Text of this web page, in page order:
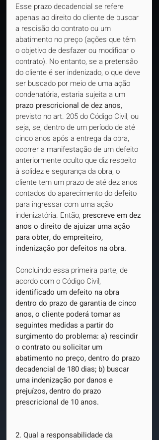
Esse prazo decadencial se refere
apenas ao direito do cliente de buscar
a rescisão do contrato ou um
abatimento no preço (ações que têm
o objetivo de desfazer ou modificar o
contrato). No entanto, se a pretensão
do cliente é ser indenizado, o que deve
ser buscado por meio de uma ação
condenatória, estaria sujeita a um
prazo prescricional de dez anos,
previsto no art. 205 do Código Civil, ou
seja, se, dentro de um período de até
cinco anos após a entrega da obra,
ocorrer a manifestação de um defeito
anteriormente oculto que diz respeito
à solidez e segurança da obra, o
cliente tem um prazo de até dez anos
contados do aparecimento do defeito
para ingressar com uma ação
indenizatória. Então, prescreve em dez
anos o direito de ajuizar uma ação
para obter, do empreiteiro,
indenização por defeitos na obra.
Concluindo essa primeira parte, de
acordo com o Código Civil,
identificado um defeito na obra
dentro do prazo de garantia de cinco
anos, o cliente poderá tomar as
seguintes medidas a partir do
surgimento do problema: a) rescindir
o contrato ou solicitar um
abatimento no preço, dentro do prazo
decadencial de 180 dias; b) buscar
uma indenização por danos e
prejuízos, dentro do prazo
prescricional de 10 anos.
2. Qual a responsabilidade da